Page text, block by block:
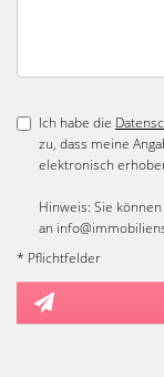
Ich habe die
zu, dass meine
elektronisch
Hinweis: Sie
an
* Pflichtfelder